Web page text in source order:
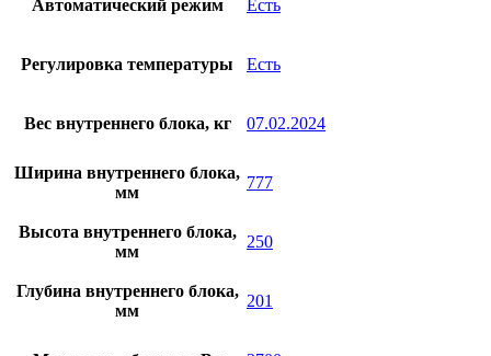
Автоматический режим Есть
Регулировка температуры Есть
Вес внутреннего блока, кг 07.02.2024
Ширина внутреннего блока,
мм
777
Высота внутреннего блока,
мм
250
Глубина внутреннего блока,
мм
201